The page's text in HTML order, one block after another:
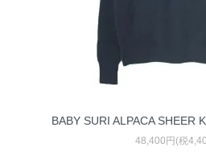
BABY SURI ALPACA SHEER
48,400円(税